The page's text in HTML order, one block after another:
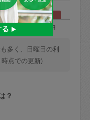
金額の100%
セル＝依頼
合、毎週定
1回までキャ
金 日
多く、日曜日の利
点での更新)
？